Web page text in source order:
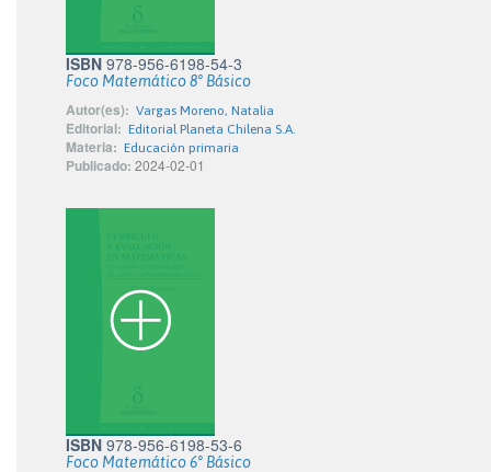
ISBN 978-956-6198-54-3
Foco Matemático 8° Básico
Autor(es): Vargas Moreno, Natalia
Editorial: Editorial Planeta Chilena S.A.
Materia: Educación primaria
Publicado: 2024-02-01
ISBN 978-956-6198-53-6
Foco Matemático 6° Básico